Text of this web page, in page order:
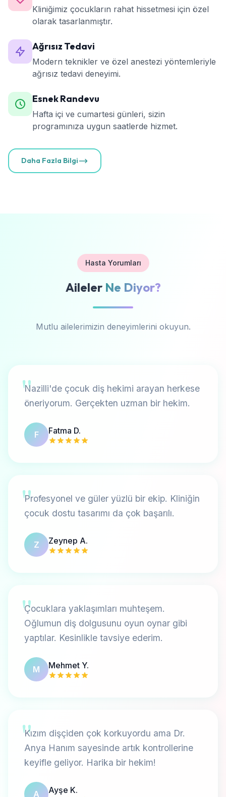
Kliniğimiz çocukların rahat hissetmesi için özel
olarak tasarlanmıştır.
Ağrısız Tedavi
Modern teknikler ve özel anestezi yöntemleriyle
ağrısız tedavi deneyimi.
Esnek Randevu
Hafta içi ve cumartesi günleri, sizin
programınıza uygun saatlerde hizmet.
Daha Fazla Bilgi
Hasta Yorumları
Aileler Ne Diyor?
Mutlu ailelerimizin deneyimlerini okuyun.
"
Nazilli'de çocuk diş hekimi arayan herkese
öneriyorum. Gerçekten uzman bir hekim.
F Fatma D.
"
Profesyonel ve güler yüzlü bir ekip. Kliniğin
çocuk dostu tasarımı da çok başarılı.
Z Zeynep A.
"
Çocuklara yaklaşımları muhteşem.
Oğlumun diş dolgusunu oyun oynar gibi
yaptılar. Kesinlikle tavsiye ederim.
M Mehmet Y.
"
Kızım dişçiden çok korkuyordu ama Dr.
Anya Hanım sayesinde artık kontrollerine
keyifle geliyor. Harika bir hekim!
A Ayşe K.